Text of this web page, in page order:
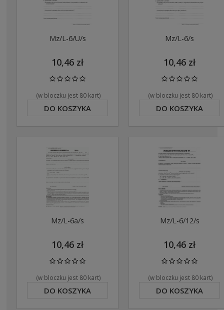
Mz/L-6/U/s
10,46 zł
(w bloczku jest 80 kart)
DO KOSZYKA
Mz/L-6/s
10,46 zł
(w bloczku jest 80 kart)
DO KOSZYKA
Mz/L-6a/s
10,46 zł
(w bloczku jest 80 kart)
DO KOSZYKA
Mz/L-6/12/s
10,46 zł
(w bloczku jest 80 kart)
DO KOSZYKA